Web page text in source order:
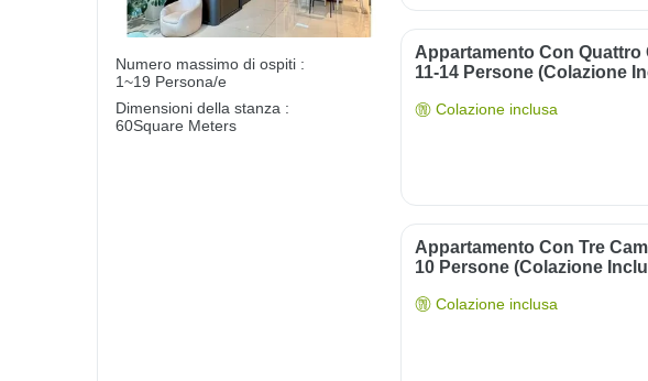
Numero massimo di ospiti :
1~19 Persona/e
Dimensioni della stanza :
60Square Meters
Appartamento Con Quattro
11-14 Persone (colazione
Colazione inclusa
Appartamento Con Tre
10 Persone (colazione
Colazione inclusa